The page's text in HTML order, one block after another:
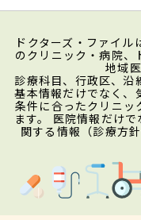
ドクターズ・ファイ
のクリニック・病院、
地域
診療科目、行政区、沿
基本情報だけでなく、
条件に合ったクリニッ
ます。 医院情報だけ
関する情報（診療方